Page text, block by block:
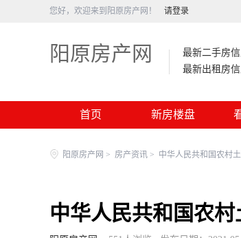
您好，欢迎来到阳原房产网！ 请登录
阳原房产网
最新二手房
最新出租房
首页 新房楼盘
阳原房产网 > 房产资讯 > 中华人民共和国农村
中华人民共和国农